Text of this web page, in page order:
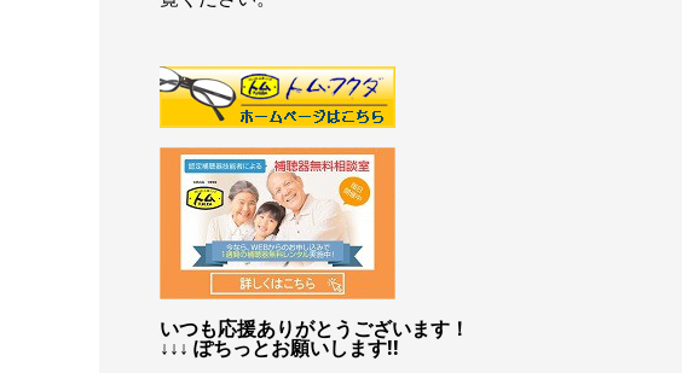
いつも応援ありがとうございます！
↓↓↓ ぽちっとお願いします!!